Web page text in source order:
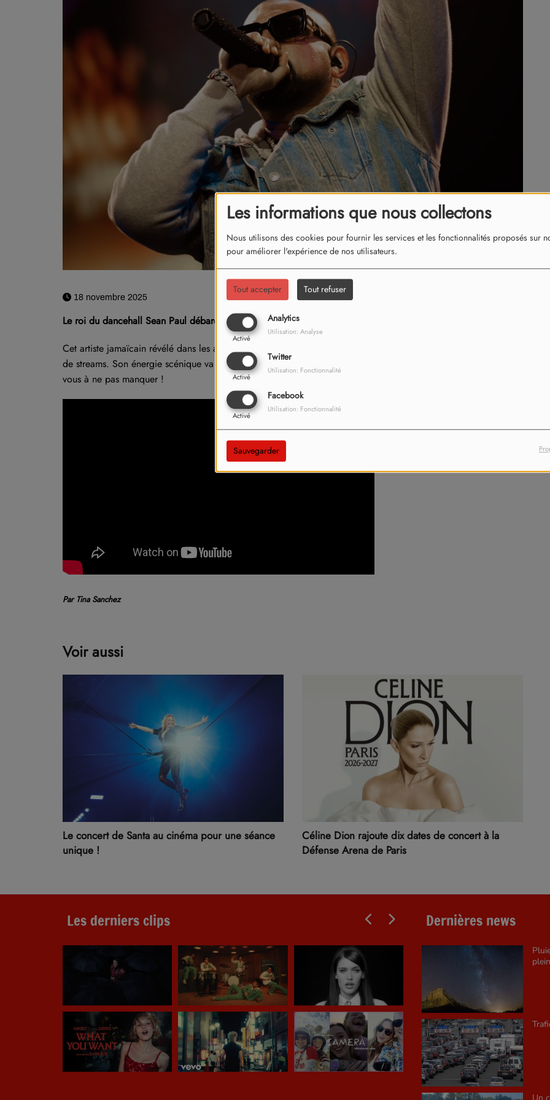
Les informations que nous collectons
Nous utilisons des cookies pour fournir les services et les fonctionnalités proposés sur
pour améliorer l'expérience de nos utilisateurs.
Tout accepter Tout refuser
Analytics
Activé
Utilisation: Analyse
Twitter
Activé
Utilisation: Fonctionnalité
Facebook
Activé
Utilisation: Fonctionnalité
Sauvegarder
18 novembre 2025
Le roi du dancehall Sean Paul débarque le 22 février à la LDLC Arena de Lyon-Décines !
Cet artiste jamaïcain révélé dans les années 2000 enchaîne les tubes depuis plus de vingt ans et les milliards
de streams. Son énergie scénique va certainement transformer son concert en véritable fête XXL. Un rendez-
vous à ne pas manquer !
Par Tina Sanchez
Voir aussi
Le concert de Santa au cinéma pour une séance
unique !
Céline Dion rajoute dix dates de concert à la
Défense Arena de Paris
Les derniers clips Dernières news